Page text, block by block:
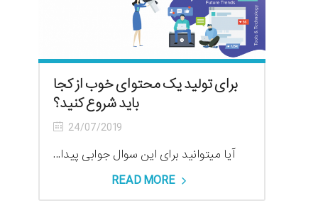
برای تولید یک محتوای خوب از کجا
باید شروع کنید؟
24/07/2019
آیا میتوانید برای این سوال جوابی پیدا...
READ MORE